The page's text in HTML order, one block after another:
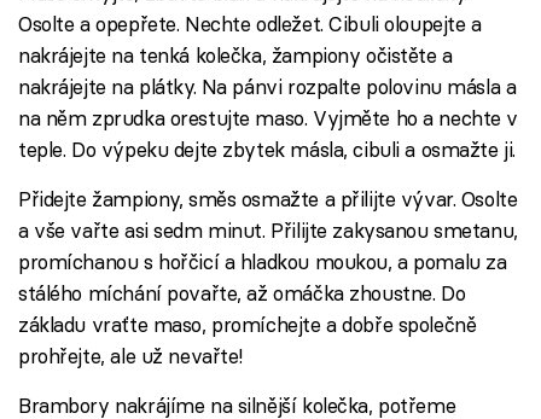
Osolte a opepřete. Nechte odležet. Cibuli oloupejte a
nakrájejte na tenká kolečka, žampiony očistěte a
nakrájejte na plátky. Na pánvi rozpalte polovinu másla a
na něm zprudka orestujte maso. Vyjměte ho a nechte v
teple. Do výpeku dejte zbytek másla, cibuli a osmažte ji.
Přidejte žampiony, směs osmažte a přilijte vývar. Osolte
a vše vařte asi sedm minut. Přilijte zakysanou smetanu,
promíchanou s hořčicí a hladkou moukou, a pomalu za
stálého míchání povařte, až omáčka zhoustne. Do
základu vraťte maso, promíchejte a dobře společně
prohřejte, ale už nevařte!
Brambory nakrájíme na silnější kolečka, potřeme